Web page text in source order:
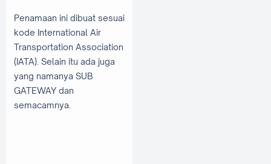
Penamaan ini dibuat sesuai
kode International Air
Transportation Association
(IATA). Selain itu ada juga
yang namanya SUB
GATEWAY dan
semacamnya.